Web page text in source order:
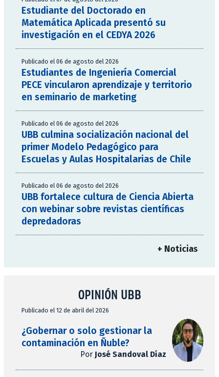
Estudiante del Doctorado en
Matemática Aplicada presentó su
investigación en el CEDYA 2026
Publicado el 06 de agosto del 2026
Estudiantes de Ingeniería Comercial
PECE vincularon aprendizaje y territorio
en seminario de marketing
Publicado el 06 de agosto del 2026
UBB culmina socialización nacional del
primer Modelo Pedagógico para
Escuelas y Aulas Hospitalarias de Chile
Publicado el 06 de agosto del 2026
UBB fortalece cultura de Ciencia Abierta
con webinar sobre revistas científicas
depredadoras
+ Noticias
OPINIÓN UBB
Publicado el 12 de abril del 2026
¿Gobernar o solo gestionar la
contaminación en Ñuble?
Por José Sandoval Díaz